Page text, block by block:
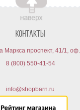
Контакты
Маркса проспект, 41/1,
8 (800) 550-41-54
info@shopbarn.ru